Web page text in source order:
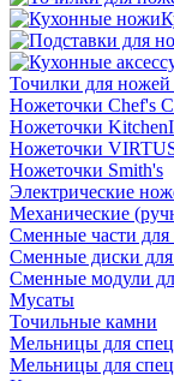
Точилки для
Ножеточки Chef's
Ножеточки
Ножеточки
Ножеточки Smith's
Электрические
Механические
Сменные части для
Сменные диски
Сменные модули
Мусаты
Точильные камни
Мельницы для
Мельницы для